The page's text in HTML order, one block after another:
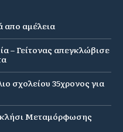
απο αμέλεια
– Γείτονας απεγκλώβισε
σχολείου 35χρονος για
Μεταμόρφωσης